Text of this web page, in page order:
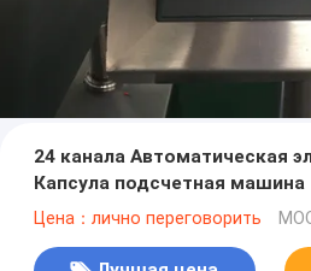
24 канала Автоматическая
Капсула подсчетная машина
Цена：лично переговорить